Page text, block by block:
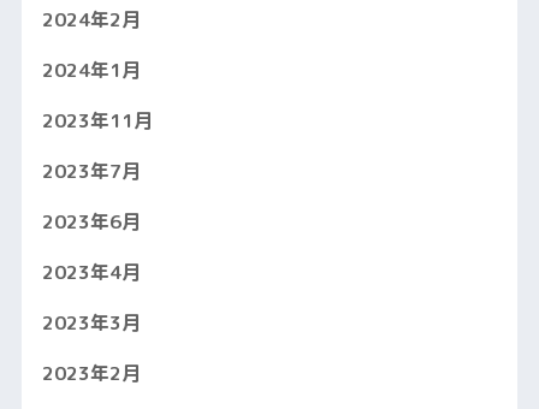
2024年2月
2024年1月
2023年11月
2023年7月
2023年6月
2023年4月
2023年3月
2023年2月